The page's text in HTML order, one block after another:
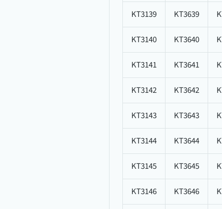
KT3139 KT3639
KT3140 KT3640
KT3141 KT3641
KT3142 KT3642
KT3143 KT3643
KT3144 KT3644
KT3145 KT3645
KT3146 KT3646